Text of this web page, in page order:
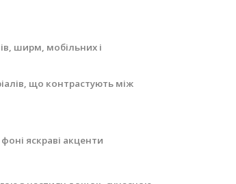
ширм, мобільних і
що контрастують між
яскраві акценти